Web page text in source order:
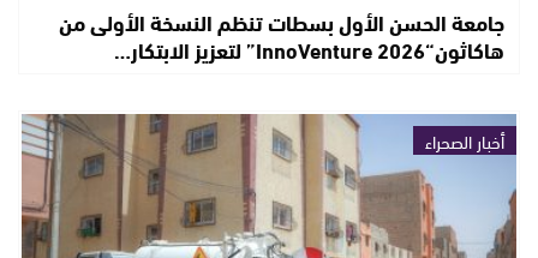
جامعة الحسن الأول بسطات تنظم النسخة الأولى من
هاكاثون“InnoVenture 2026” لتعزيز الابتكار…
أخبار الصحراء